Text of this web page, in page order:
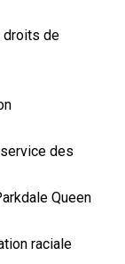
droits de
des
Queen
raciale